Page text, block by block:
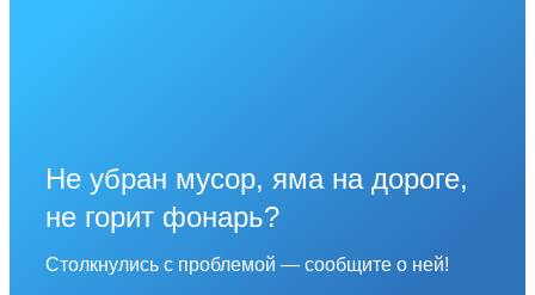
Не убран мусор, яма на дороге,
не горит фонарь?
Столкнулись с проблемой — сообщите о ней!